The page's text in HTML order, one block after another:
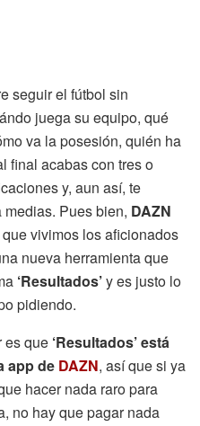
seguir el fútbol sin
juega su equipo, qué
va la posesión, quién ha
final acabas con tres o
y, aun así, te
Pues bien, DAZN
vivimos los aficionados
nueva herramienta que
‘Resultados’y es justo lo
pidiendo.
es que ‘Resultados’ está
app de DAZN, así que si ya
hacer nada raro para
no hay que pagar nada